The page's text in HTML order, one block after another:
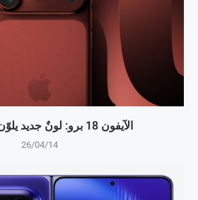
الآيفون 18 برو: لونٌ جديد يلوّن المستقبل.
26/04/14